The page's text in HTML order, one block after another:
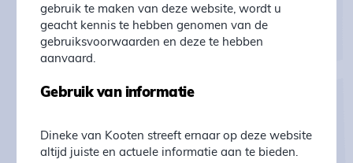
gebruik te maken van deze website, wordt u
geacht kennis te hebben genomen van de
gebruiksvoorwaarden en deze te hebben
aanvaard.
Gebruik van informatie
Dineke van Kooten streeft ernaar op deze website
altijd juiste en actuele informatie aan te bieden.